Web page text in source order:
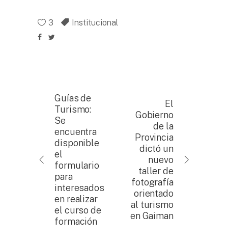
3 Institucional
Guías de
Turismo:
Se
encuentra
disponible
el
formulario
para
interesados
en realizar
el curso de
formación
El
Gobierno
de la
Provincia
dictó un
nuevo
taller de
fotografía
orientado
al turismo
en Gaiman